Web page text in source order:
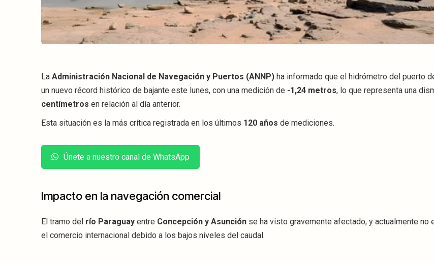
La Administración Nacional de Navegación y Puertos (ANNP) ha informado que el hidrómetro del puerto
un nuevo récord histórico de bajante este lunes, con una medición de -1,24 metros, lo que representa una
centímetros en relación al día anterior.
Esta situación es la más crítica registrada en los últimos 120 años de mediciones.
Únete a nuestro canal de WhatsApp
Impacto en la navegación comercial
El tramo del río Paraguay entre Concepción y Asunción se ha visto gravemente afectado, y actualmente no
el comercio internacional debido a los bajos niveles del caudal.